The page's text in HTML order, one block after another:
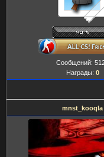
Сообщений:
Награды: 0
mnst_kooqla